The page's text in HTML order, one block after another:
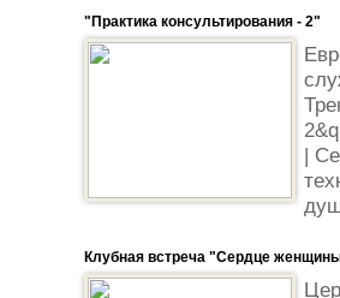
"Практика консультирования - 2"
|
Клубная встреча "Сердце